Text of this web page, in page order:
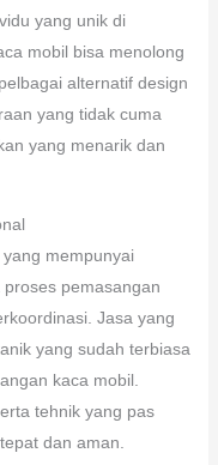
yang unik di
mobil bisa menolong
alternatif design
yang tidak cuma
yang menarik dan
mempunyai
pemasangan
Jasa yang
yang sudah terbiasa
kaca mobil.
tehnik yang pas
dan aman.